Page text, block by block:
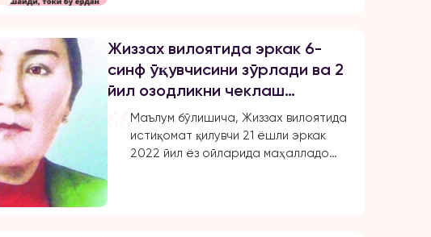
беришди, рўйхатга олиш бир ойдан
[…]
Жиззах вилоятида эркак 6-
синф ўқувчисини зўрлади ва 2
йил озодликни чеклаш
жазосини олди
Маълум бўлишича, Жиззах вилоятида
истиқомат қилувчи 21 ёшли эркак
2022 йил ёз ойларида маҳалладоши